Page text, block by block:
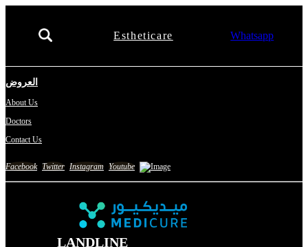
Estheticare Whatsapp
العروض
About Us
Doctors
Contact Us
Facebook Twitter Instagram Youtube
LANDLINE